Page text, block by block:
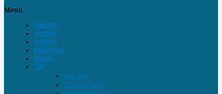
Menu
features
women
tourism
tech news
sports
City
tvm city
Thrissur-city